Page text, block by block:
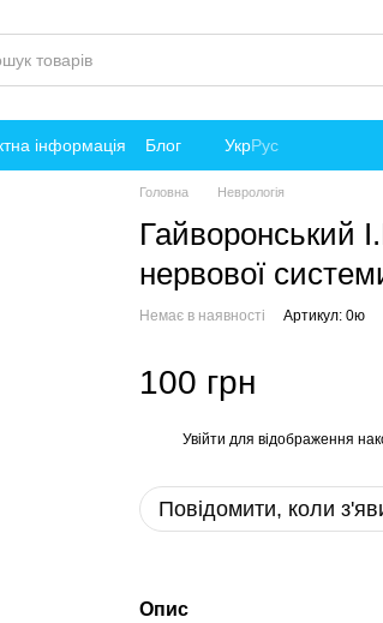
інформація Блог УкрРус
Головна Неврологія
Гайворонський
нервової
Немає в наявності Артикул: 0ю
100 грн
Увійти для відображення
Повідомити, коли
Опис